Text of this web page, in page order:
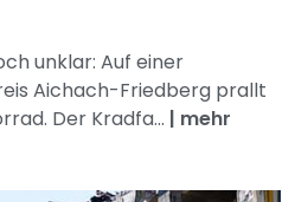
unklar: Auf einer
Aichach-Friedberg prallt
Der Kradfa... | mehr